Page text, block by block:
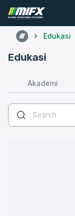
Edukasi
Edukasi
Akademi